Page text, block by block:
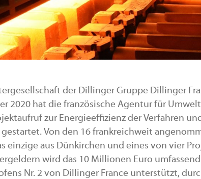
der Dillinger Gruppe Dillinger
2020 hat die französische Agentur für
zur Energieeffizienz der Verfahren
gestartet. Von den 16 frankreichweit
einzige aus Dünkirchen und eines von vier
wird das 10 Millionen Euro
Nr. 2 von Dillinger France unterstützt,